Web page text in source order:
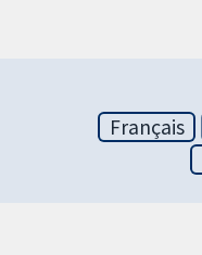
Français